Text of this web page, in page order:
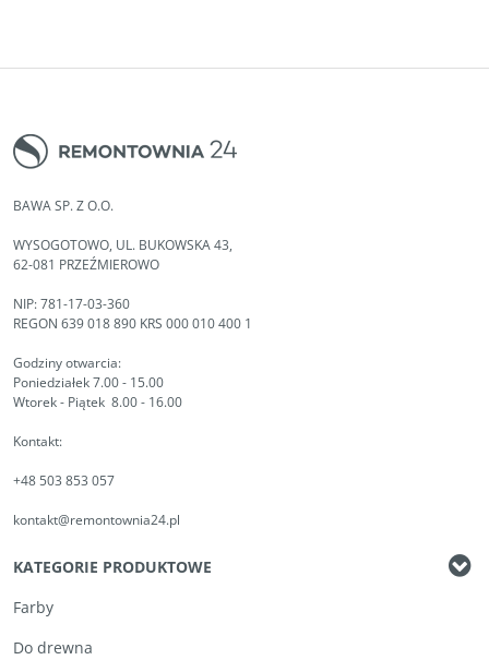
BAWA SP. Z O.O.
WYSOGOTOWO, UL. BUKOWSKA 43,
62-081 PRZEŹMIEROWO
NIP: 781-17-03-360
REGON 639 018 890 KRS 000 010 400 1
Godziny otwarcia:
Poniedziałek 7.00 - 15.00
Wtorek - Piątek 8.00 - 16.00
Kontakt:
+48 503 853 057
kontakt@remontownia24.pl
KATEGORIE PRODUKTOWE
Farby
Do drewna